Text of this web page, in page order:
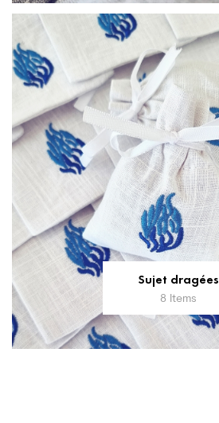
Sujet dragées
8 Items